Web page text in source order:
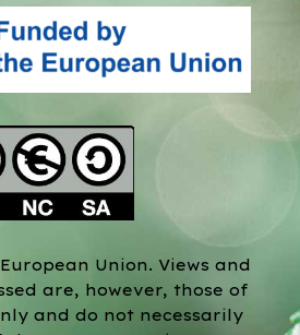
Union. Views and
are, however, those of
and do not necessarily